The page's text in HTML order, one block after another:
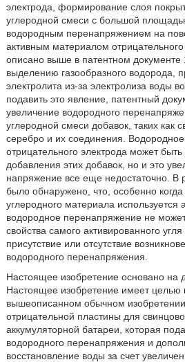
электрода, формирование слоя
углеродной смеси с большой
водородным перенапряжением на
активным материалом
описано выше в патентном документе
выделению газообразного водорода,
электролита из-за электролиза воды
подавить это явление, патентный
увеличение водородного
углеродной смеси добавок, таких как
серебро и их соединения.
отрицательного электрода может
добавления этих добавок, но и это
напряжение все еще недостаточно. В
было обнаружено, что, особенно когда
углеродного материала используется
водородное перенапряжение не
свойства самого активированного
присутствие или отсутствие
водородного перенапряжения.
Настоящее изобретение основано на
Настоящее изобретение имеет
вышеописанном обычном
отрицательной пластины для
аккумуляторной батареи, которая
водородного перенапряжения и
восстановление воды за счет